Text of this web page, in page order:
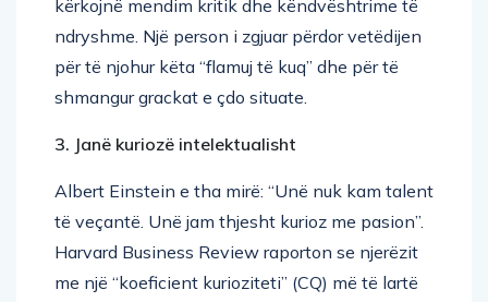
ndryshme. Një person i zgjuar përdor vetëdijen
për të njohur këta “flamuj të kuq” dhe për të
shmangur grackat e çdo situate.
të veçantë. Unë jam thjesht kurioz me pasion”.
Harvard Business Review raporton se njerëzit
me një “koeficient kurioziteti” (CQ) më të lartë
gjenerojnë ide më origjinale, dhe ky “stil i të